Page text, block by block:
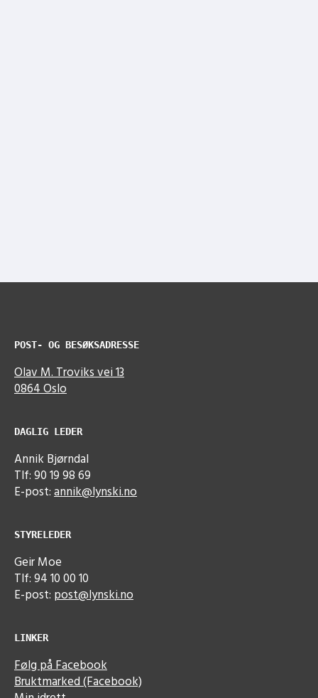
POST- OG BESØKSADRESSE
Olav M. Troviks vei 13
0864 Oslo
DAGLIG LEDER
Annik Bjørndal
Tlf: 90 19 98 69
E-post:annik@lynski.no
STYRELEDER
Geir Moe
Tlf: 94 10 00 10
E-post: post@lynski.no
LINKER
Følg på Facebook
Bruktmarked (Facebook)